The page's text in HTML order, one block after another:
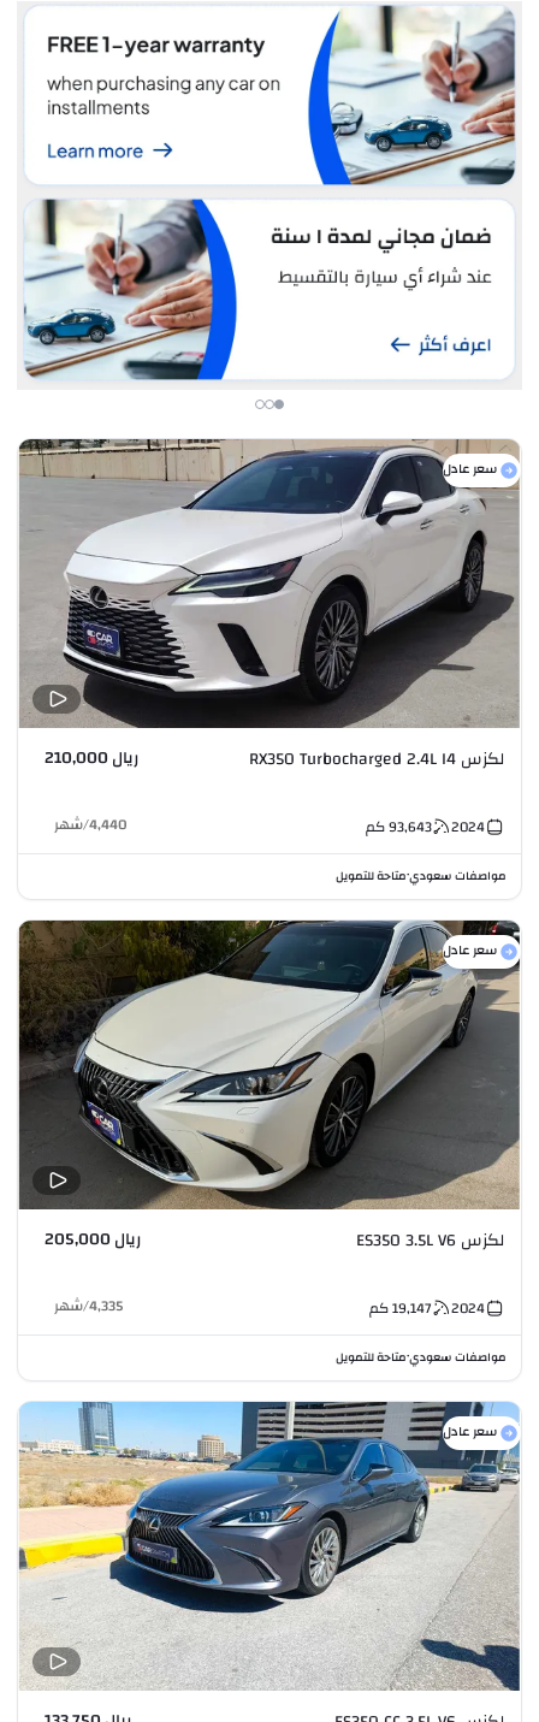
سعر عادل
لكزس RX350 Turbocharged 2.4L I4 ريال 210,000
2024
93,643كم 4,440
/شهر
مواصفات سعودي•متاحة للتمويل
سعر عادل
لكزس ES350 3.5L V6 ريال 205,000
2024
19,147كم 4,335
/شهر
مواصفات سعودي•متاحة للتمويل
سعر عادل